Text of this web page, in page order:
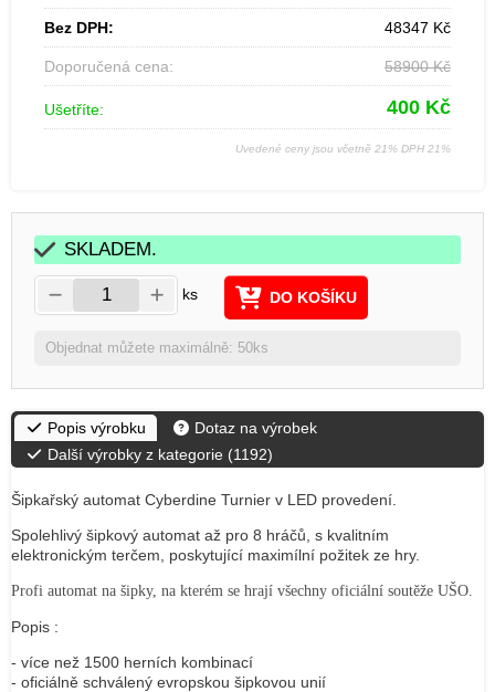
Bez DPH: 48347 Kč
Doporučená cena: 58900Kč
Ušetříte: 400 Kč
Uvedené ceny jsou včetně 21% DPH 21%
SKLADEM.
ks DO KOŠÍKU
Objednat můžete maximálně: 50ks
Popis výrobku
Dotaz na výrobek
Další výrobky z kategorie (1192)
Šipkařský automat Cyberdine Turnier v LED provedení.
Spolehlivý šipkový automat až pro 8 hráčů, s kvalitním
elektronickým terčem, poskytující maximílní požitek ze hry.
Profi automat na šipky, na kterém se hrají všechny oficiální soutěže UŠO.
Popis :
- více než 1500 herních kombinací
- oficiálně schválený evropskou šipkovou unií